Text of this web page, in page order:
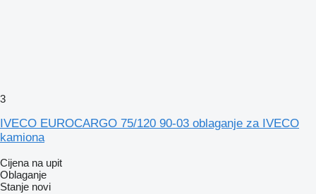
3
IVECO EUROCARGO 75/120 90-03 oblaganje za IVECO
kamiona
Cijena na upit
Oblaganje
Stanje novi